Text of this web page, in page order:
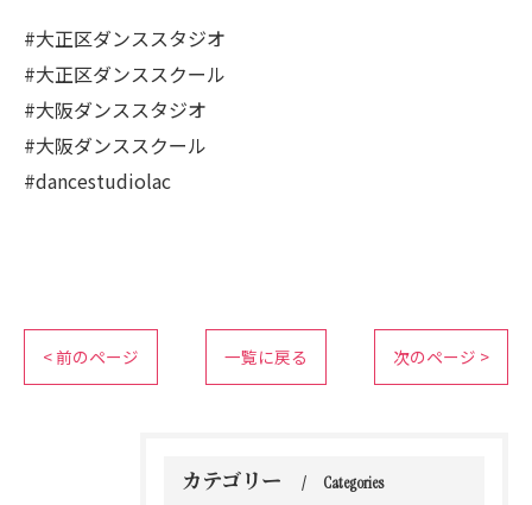
#大正区ダンススタジオ
#大正区ダンススクール
#大阪ダンススタジオ
#大阪ダンススクール
#dancestudiolac
< 前のページ 一覧に戻る 次のページ >
カテゴリー Categories